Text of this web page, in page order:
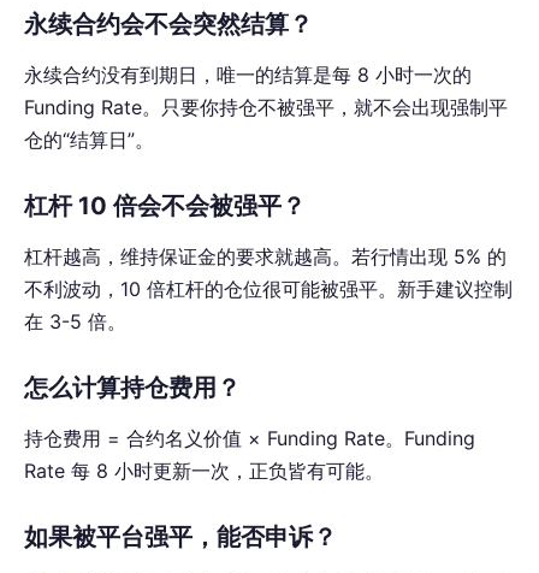
永续合约会不会突然结算？
永续合约没有到期日，唯一的结算是每 8 小时一次的
Funding Rate。只要你持仓不被强平，就不会出现强制平
仓的“结算日”。
杠杆 10 倍会不会被强平？
杠杆越高，维持保证金的要求就越高。若行情出现 5% 的
不利波动，10 倍杠杆的仓位很可能被强平。新手建议控制
在 3-5 倍。
怎么计算持仓费用？
持仓费用 = 合约名义价值 × Funding Rate。Funding
Rate 每 8 小时更新一次，正负皆有可能。
如果被平台强平，能否申诉？